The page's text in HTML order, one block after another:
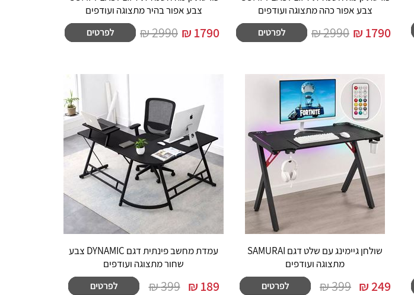
צבע אפור כהה מתצוגה ועודפים
1790
₪
2990 ₪
צבע אפור בהיר מתצוגה ועודפים
1790
₪
2990 ₪
שולחן גיימינג עם שלט דגם SAMURAI
מתצוגה ועודפים
249
₪
399 ₪
עמדת מחשב פינתית דגם DYNAMIC צבע
שחור מתצוגה ועודפים
189
₪
399 ₪